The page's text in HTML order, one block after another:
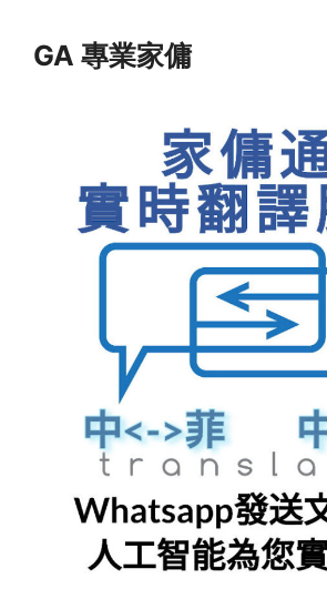
contentGA 專業家傭